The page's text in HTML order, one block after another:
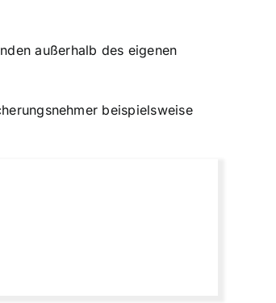
außerhalb des eigenen
beispielsweise